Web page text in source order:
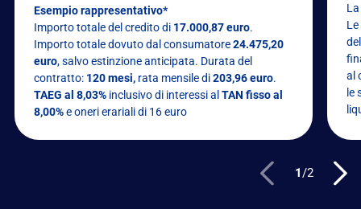
Esempio rappresentativo*
Importo totale del credito di 17.000,87 euro.
Importo totale dovuto dal consumatore24.475,20
euro, salvo estinzione anticipata. Durata del
contratto: 120 mesi, rata mensile di203,96 euro.
TAEG al 8,03% inclusivo di interessi al TAN fisso al
8,00%e oneri erariali di 16 euro
al
le
1/2